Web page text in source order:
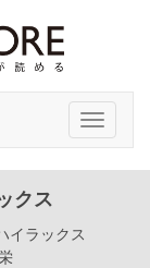
Toggle
クス
イラックス